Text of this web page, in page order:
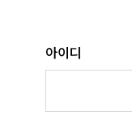
아이디